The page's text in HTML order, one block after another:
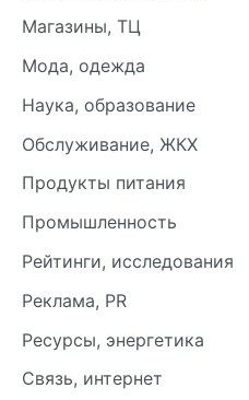
Магазины, ТЦ
Мода, одежда
Наука, образование
Обслуживание, ЖКХ
Продукты питания
Промышленность
Рейтинги, исследования
Реклама, PR
Ресурсы, энергетика
Связь, интернет